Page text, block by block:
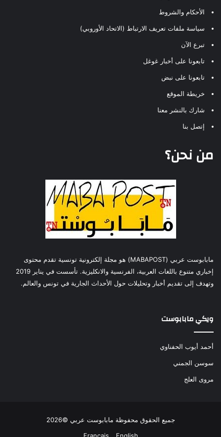
الأحكام والشروط
سياسة ملفات تعريف الارتباط (الاتحاد الأوروبي)
تبرع الآن
تابعونا على أخبار غوغل
تابعونا على نبض
خريطة الموقع
شارك بالنشر معنا
إتصل بنا
من نحن؟
مابابوست عربي (MABAPOST) هو مجلة إلكترونية تونسية تقدم محتوى
إخباري متنوع باللغات العربية، الفرنسية والانكليزية. تأسست في يناير 2019
وتهدف إلى تقديم أخبار وتحليلات حول الأحداث الجارية في تونس والعالم.
ويكي مابابوست
أحمد أيوب الحفناوي
سوسن الجمني
مروى العلج
جميع الحقوق محفوظة مابابوست عربي ©2026
English
Français